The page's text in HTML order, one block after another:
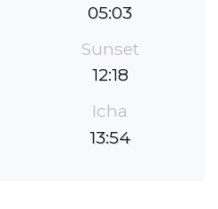
05:03
Sunset
12:18
Icha
13:54